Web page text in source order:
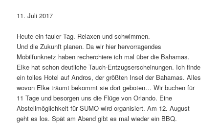
11. Juli 2017
Heute ein fauler Tag. Relaxen und schwimmen.
Und die Zukunft planen. Da wir hier hervorragendes
Mobilfunknetz haben recherchiere ich mal über die Bahamas.
Elke hat schon deutliche Tauch-Entzugserscheinungen. Ich finde
ein tolles Hotel auf Andros, der größten Insel der Bahamas. Alles
wovon Elke träumt bekommt sie dort geboten… Wir buchen für
11 Tage und besorgen uns die Flüge von Orlando. Eine
Abstellmöglichkeit für SUMO wird organisiert. Am 12. August
geht es los. Spät am Abend gibt es mal wieder ein BBQ.